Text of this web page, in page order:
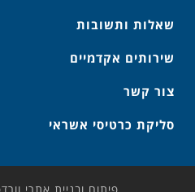
שאלות ותשובות
שירותים אקדמיים
צור קשר
סליקת כרטיסי אשראי